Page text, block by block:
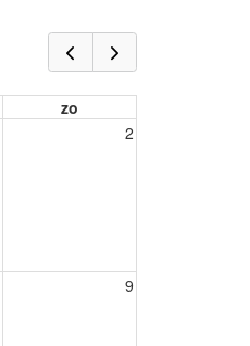
zo
2
9